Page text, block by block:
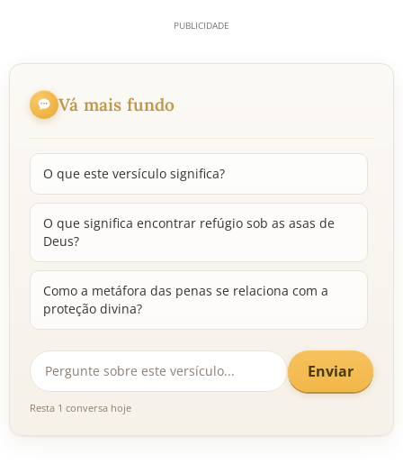
Vá mais fundo
O que este versículo significa?
O que significa encontrar refúgio sob as asas de
Deus?
Como a metáfora das penas se relaciona com a
proteção divina?
Enviar
Resta 1 conversa hoje